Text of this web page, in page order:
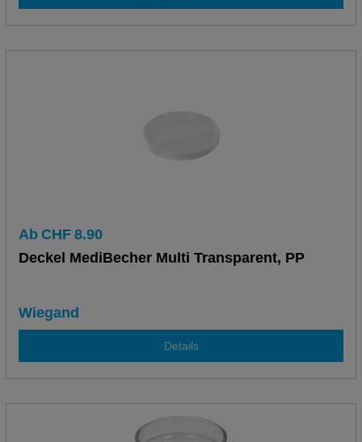
Ab CHF 8.90
Deckel MediBecher Multi Transparent, PP
Wiegand
Details